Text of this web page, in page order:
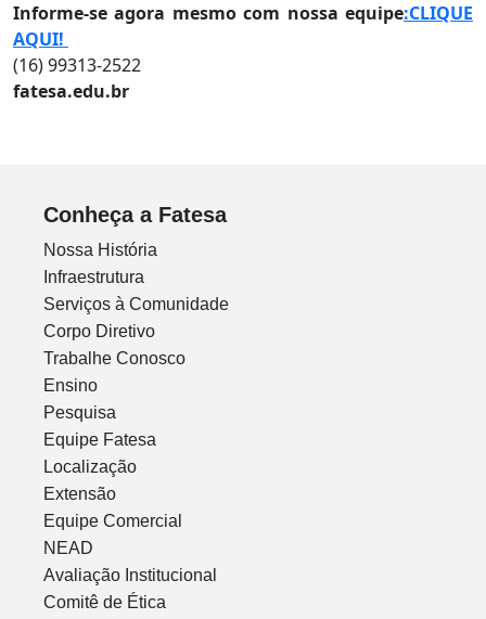
Informe-se agora mesmo com nossa equipe:CLIQUE
AQUI!
(16) 99313-2522
fatesa.edu.br
Conheça a Fatesa
Nossa História
Infraestrutura
Serviços à Comunidade
Corpo Diretivo
Trabalhe Conosco
Ensino
Pesquisa
Equipe Fatesa
Localização
Extensão
Equipe Comercial
NEAD
Avaliação Institucional
Comitê de Ética